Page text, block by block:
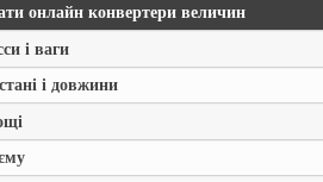
онлайн конвертери величин
і ваги
і довжини